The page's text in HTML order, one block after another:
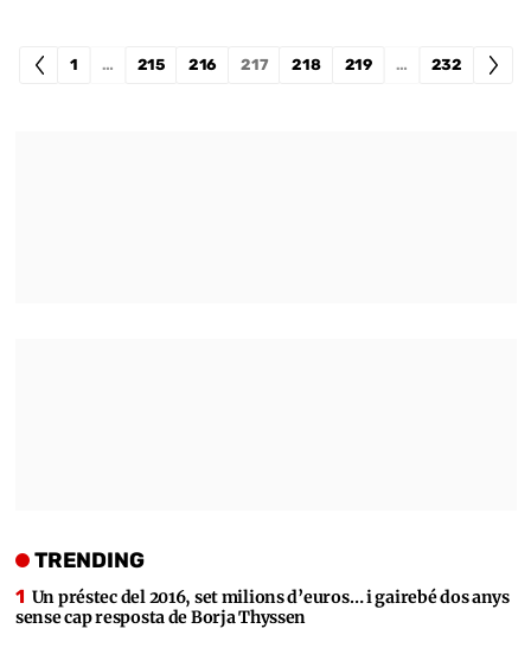
1 … 215 216 217 218 219 … 232
TRENDING
Un préstec del 2016, set milions d’euros… i gairebé dos anys
sense cap resposta de Borja Thyssen